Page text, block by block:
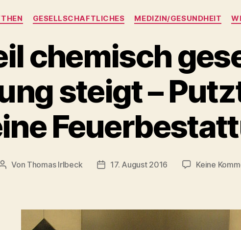
Kategorien
GESELLSCHAFTLICHES MEDIZIN/GESUNDHEIT
chemisch
steigt –
Beitragsautor
Von Thomas Irlbeck Veröffentlichungsdatum
17. August 2016 Keine